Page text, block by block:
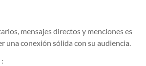
mensajes directos y menciones es
una conexión sólida con su audiencia.
: